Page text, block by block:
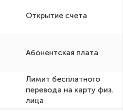
Открытиe счета
Абонентская плата
Лимит бесплатного
перевода на карту физ.
лица